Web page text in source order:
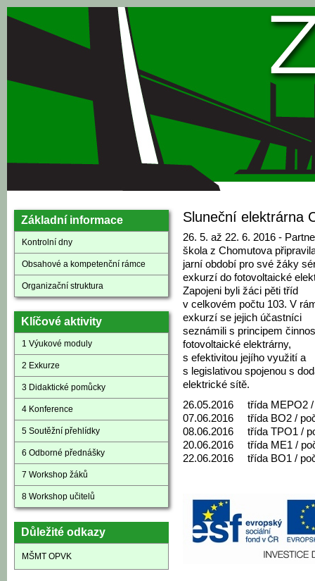
Přejít k hlavnímu obsahu
Základní informace
Kontrolní dny
Obsahové a kompetenční rámce
Organizační struktura
Klíčové aktivity
1 Výukové moduly
2 Exkurze
3 Didaktické pomůcky
4 Konference
5 Soutěžní přehlídky
6 Odborné přednášky
7 Workshop žáků
8 Workshop učitelů
Důležité odkazy
MŠMT OPVK
Sluneční elektrárna
26. 5. až 22. 6. 2016 -
škola z Chomutova
jarní období pro své žáky
exkurzí do fotovoltaické
Zapojeni byli žáci pěti tříd
v celkovém počtu 103. V
exkurzí se jejich účastníci
seznámili s principem
fotovoltaické elektrárny,
s efektivitou jejího využití a
s legislativou spojenou s
elektrické sítě.
26.05.2016 třída MEPO2 /
07.06.2016 třída BO2 /
08.06.2016 třída TPO1 /
20.06.2016 třída ME1 /
22.06.2016 třída BO1 /